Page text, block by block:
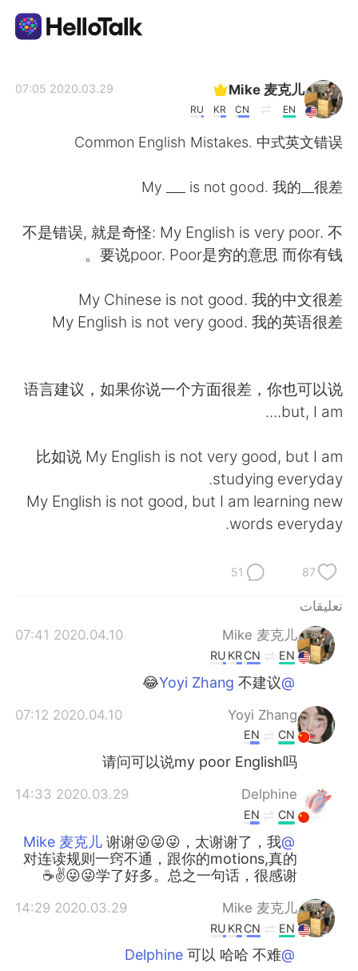
English 简体中文
Français Deutsch
Mike 麦克儿
EN
CN
KR
RU
2020.03.29 07:05
Common English Mistakes. 中式英文错误
My ___ is not good. 我的__很差
不是错误, 就是奇怪: My English is very poor. 不
要说poor. Poor是穷的意思 而你有钱。
My Chinese is not good. 我的中文很差
My English is not very good. 我的英语很差
语言建议，如果你说一个方面很差，你也可以说
but, I am....
比如说 My English is not very good, but I am
studying everyday.
My English is not good, but I am learning new
words everyday.
87
51
تعليقات
Mike 麦克儿
2020.04.10 07:41
EN
CN
KR
RU
@Yoyi Zhang
不建议😂
Yoyi Zhang
2020.04.10 07:12
CN
EN
请问可以说my poor English吗
Delphine
2020.03.29 14:33
CN
EN
@Mike 麦克儿
谢谢😜😜😜，太谢谢了，我
对连读规则一窍不通，跟你的motions,真的
学了好多。总之一句话，很感谢😜😜✌☕
Mike 麦克儿
2020.03.29 14:29
EN
CN
KR
RU
@Delphine
可以 哈哈 不难